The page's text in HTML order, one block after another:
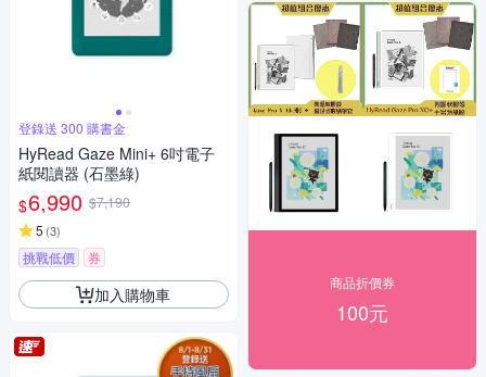
登錄送 300 購書金
HyRead Gaze Mini+ 6吋電子
紙閱讀器 (石墨綠)
$6,990 $7,190
5 (3)
挑戰低價 券
加入購物車
商品折價券
100元